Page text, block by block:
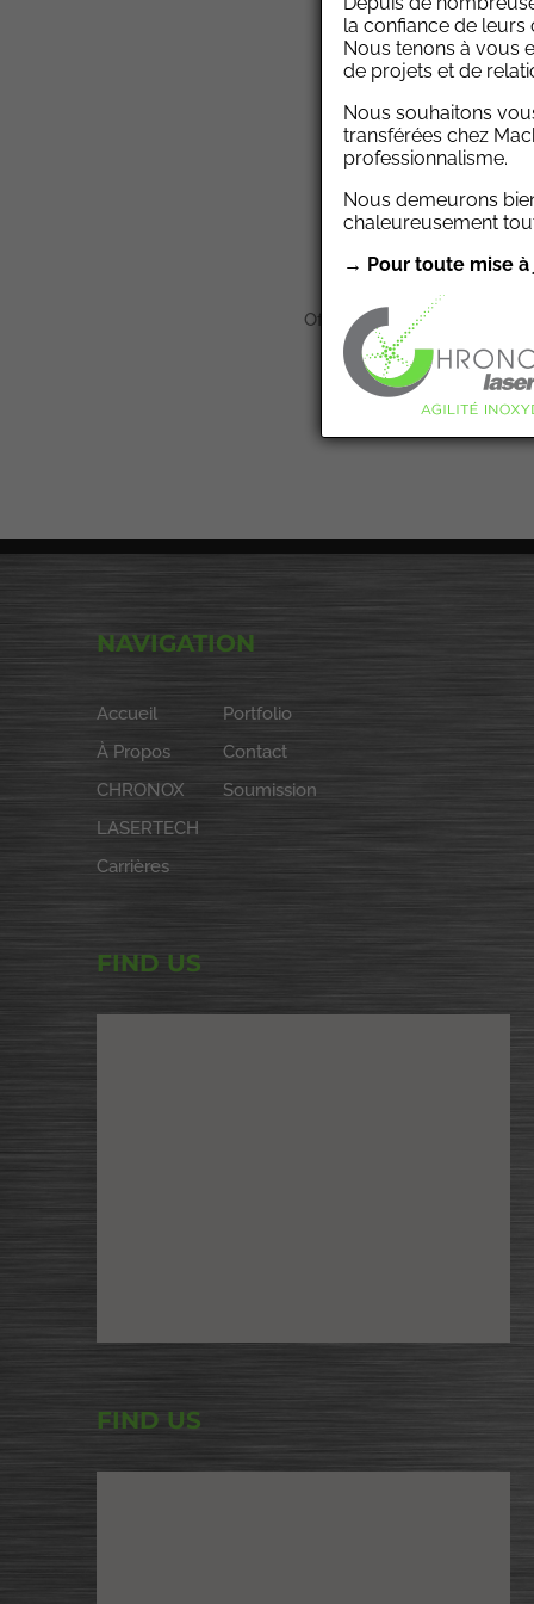
Pliage
Attaches
Soudure
Assemblage
Finition
Offrez-vous le service
NAVIGATION
Accueil
À Propos
CHRONOX
LASERTECH
Carrières
Portfolio
Contact
Soumission
FIND US
FIND US
la confiance de leurs
Nous tenons à vous
de projets et de
Nous souhaitons
transférées chez
professionnalisme.
Nous demeurons
chaleureusement
→ Pour toute mise